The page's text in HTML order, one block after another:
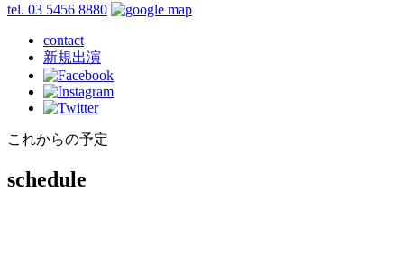
tel. 03 5456 8880
contact
新規出演
これからの予定
schedule